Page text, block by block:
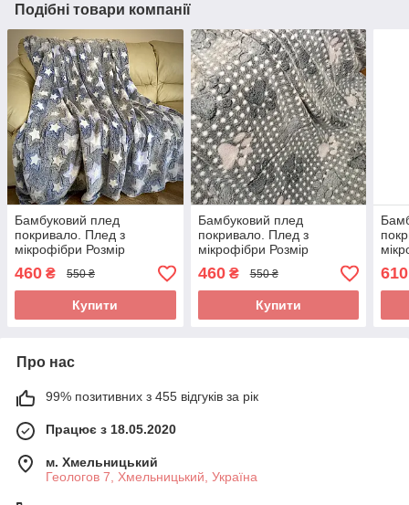
Подібні товари компанії
Бамбуковий плед
покривало. Плед з
мікрофібри Розмір
150*200 см.
460 ₴ 550 ₴
Купити
Бамбуковий плед
покривало. Плед з
мікрофібри Розмір
150*200 см.
460₴ 550 ₴
Купити
610
Про нас
99% позитивних з 455 відгуків за рік
Працює з 18.05.2020
м. Хмельницький
Геологов 7, Хмельницький, Україна